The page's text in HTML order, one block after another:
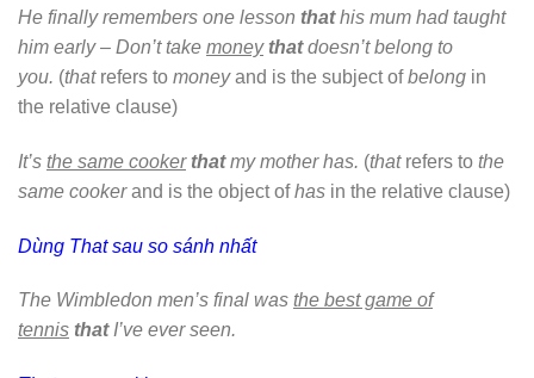
He finally remembers one lesson thathis mum had taught
him early – Don’t take money thatdoesn’t belong to
you. (thatrefers to moneyand is the subject ofbelong in
the relative clause)
It’s the same cooker thatmy mother has. (thatrefers to the
same cookerand is the object ofhas in the relative clause)
Dùng That sau so sánh nhất
The Wimbledon men’s final was the best game of
tennis thatI’ve ever seen.